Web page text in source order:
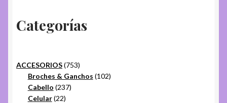
Categorías
ACCESORIOS 753753
productos
Broches & Ganchos 102102
Cabello 237237
Celular 2222